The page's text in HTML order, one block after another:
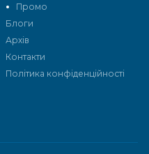
Промо
Блоги
Архів
Контакти
Політика конфіденційності